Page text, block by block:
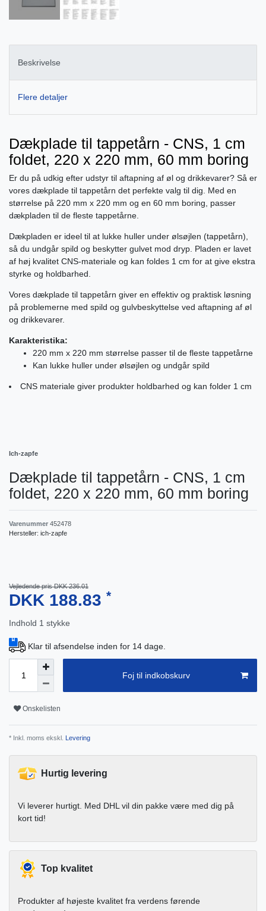
Beskrivelse
Flere detaljer
Dækplade til tappetårn - CNS, 1 cm
foldet, 220 x 220 mm, 60 mm boring
Er du på udkig efter udstyr til aftapning af øl og drikkevarer? Så er
vores dækplade til tappetårn det perfekte valg til dig. Med en
størrelse på 220 mm x 220 mm og en 60 mm boring, passer
dækpladen til de fleste tappetårne.
Dækpladen er ideel til at lukke huller under ølsøjlen (tappetårn),
så du undgår spild og beskytter gulvet mod dryp. Pladen er lavet
af høj kvalitet CNS-materiale og kan foldes 1 cm for at give ekstra
styrke og holdbarhed.
Vores dækplade til tappetårn giver en effektiv og praktisk løsning
på problemerne med spild og gulvbeskyttelse ved aftapning af øl
og drikkevarer.
Karakteristika:
220 mm x 220 mm størrelse passer til de fleste tappetårne
Kan lukke huller under ølsøjlen og undgår spild
CNS materiale giver produkter holdbarhed og kan folder 1 cm
Ich-zapfe
Dækplade til tappetårn - CNS, 1 cm
foldet, 220 x 220 mm, 60 mm boring
Varenummer 452478
Hersteller: ich-zapfe
Vejledende pris DKK 236.01
DKK 188.83 *
Indhold 1 stykke
Klar til afsendelse inden for 14 dage.
Foj til indkobskurv
Onskelisten
* Inkl. moms ekskl. Levering
Hurtig levering
Vi leverer hurtigt. Med DHL vil din pakke være med dig på
kort tid!
Top kvalitet
Produkter af højeste kvalitet fra verdens førende